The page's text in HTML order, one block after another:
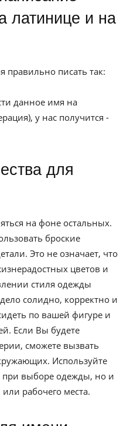
латинице и на
правильно писать так:
данное имя на
у нас получится -
на фоне остальных.
броские
Это не означает, что
цветов и
стиля одежды
солидно, корректно и
по вашей фигуре и
Если Вы будете
сможете вызвать
Используйте
выборе одежды, но и
рабочего места.